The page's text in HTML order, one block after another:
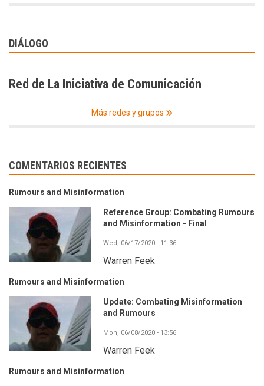
DIÁLOGO
Red de La Iniciativa de Comunicación
Más redes y grupos
COMENTARIOS RECIENTES
Rumours and Misinformation
Reference Group: Combating Rumours
and Misinformation - Final
Wed, 06/17/2020 - 11:36
Warren Feek
Rumours and Misinformation
Update: Combating Misinformation
and Rumours
Mon, 06/08/2020 - 13:56
Warren Feek
Rumours and Misinformation